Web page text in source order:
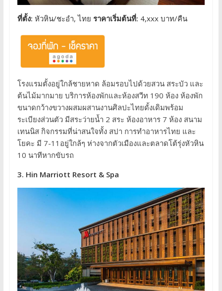
ที่ตั้ง: หัวหิน/ชะอำ, ไทย ราคาเริ่มต้นที่: 4,xxx บาท/คืน
โรงแรมตั้งอยู่ใกล้ชายหาด ล้อมรอบไปด้วยสวน สระบัว และ
ต้นไม้มากมาย บริการห้องพักและห้องสวีท 190 ห้อง ห้องพัก
ขนาดกว้างขวางผสมผสานงานศิลปะไทยดั้งเดิมพร้อม
ระเบียงส่วนตัว มีสระว่ายน้ำ 2 สระ ห้องอาหาร 7 ห้อง สนาม
เทนนิส กิจกรรมที่น่าสนใจทั้ง สปา การทำอาหารไทย และ
โยคะ มี 7-11อยู่ใกล้ๆ ห่างจากตัวเมืองและตลาดโต้รุ่งหัวหิน
10 นาทีหากขับรถ
3. Hin Marriott Resort & Spa